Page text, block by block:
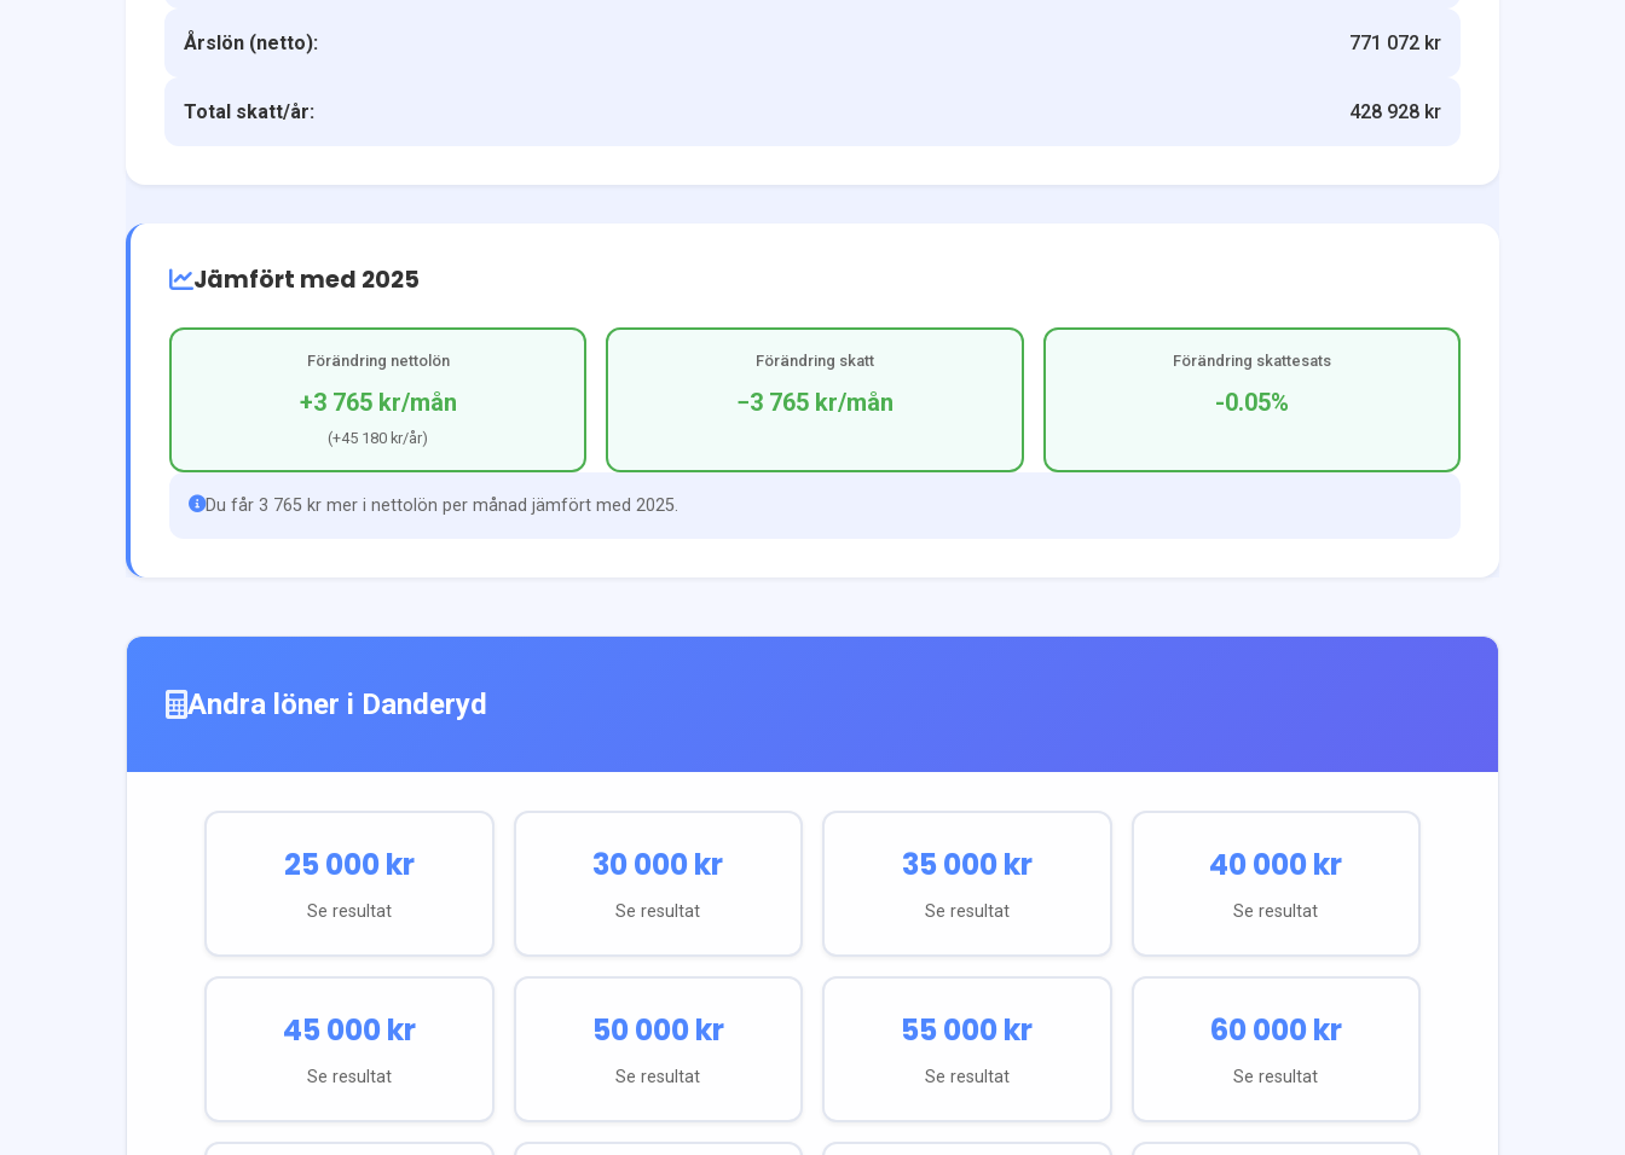
Årslön (netto): 771 072 kr
Total skatt/år: 428 928 kr
Jämfört med 2025
Förändring nettolön
+3 765 kr/mån
(+45 180 kr/år)
Förändring skatt
−3 765 kr/mån
Förändring skattesats
-0.05%
Du får 3 765 kr mer i nettolön per månad jämfört med 2025.
Andra löner i Danderyd
25 000kr
Se resultat
30 000kr
Se resultat
35 000kr
Se resultat
40 000kr
Se resultat
45 000kr
Se resultat
50 000kr
Se resultat
55 000kr
Se resultat
60 000kr
Se resultat